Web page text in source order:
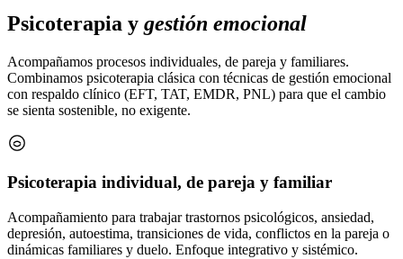
Psicoterapia y gestión emocional
Acompañamos procesos individuales, de pareja y familiares.
Combinamos psicoterapia clásica con técnicas de gestión emocional
con respaldo clínico (EFT, TAT, EMDR, PNL) para que el cambio
se sienta sostenible, no exigente.
Psicoterapia individual, de pareja y familiar
Acompañamiento para trabajar trastornos psicológicos, ansiedad,
depresión, autoestima, transiciones de vida, conflictos en la pareja o
dinámicas familiares y duelo. Enfoque integrativo y sistémico.